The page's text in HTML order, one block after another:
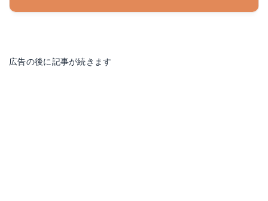
広告の後に記事が続きます